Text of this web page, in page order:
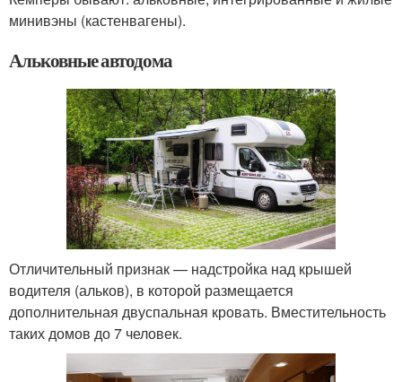
минивэны (кастенвагены).
Альковные автодома
Отличительный признак — надстройка над крышей
водителя (альков), в которой размещается
дополнительная двуспальная кровать. Вместительность
таких домов до 7 человек.